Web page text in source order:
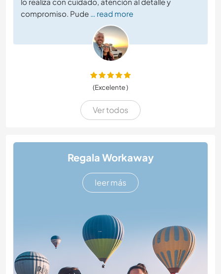
compromiso. Pude … read more
(Excelente )
Ver todos
Regala Workaway
leer más